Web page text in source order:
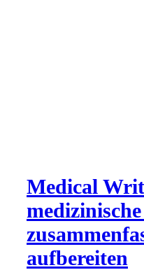
Medical
aufbereiten